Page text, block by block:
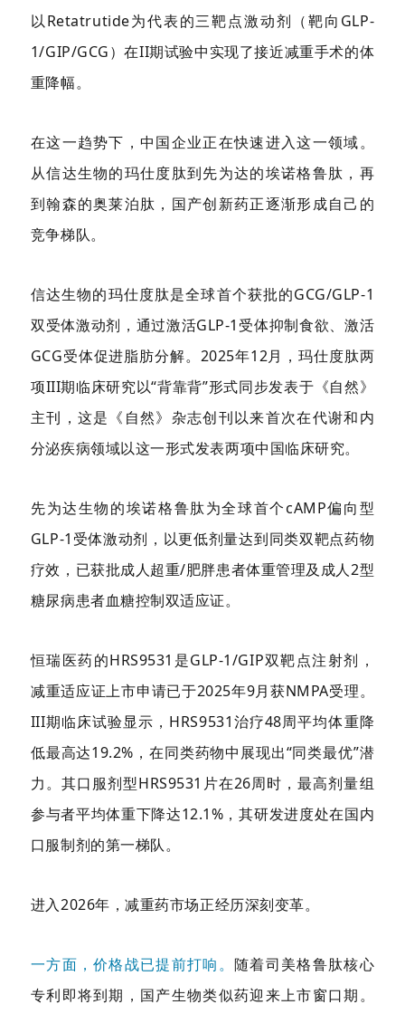
以Retatrutide为代表的三靶点激动剂（靶向GLP-
1/GIP/GCG）在II期试验中实现了接近减重手术的体
重降幅。
在这一趋势下，中国企业正在快速进入这一领域。
从信达生物的玛仕度肽到先为达的埃诺格鲁肽，再
到翰森的奥莱泊肽，国产创新药正逐渐形成自己的
竞争梯队。
信达生物的玛仕度肽是全球首个获批的GCG/GLP-1
双受体激动剂，通过激活GLP-1受体抑制食欲、激活
GCG受体促进脂肪分解。2025年12月，玛仕度肽两
项III期临床研究以“背靠背”形式同步发表于《自然》
主刊，这是《自然》杂志创刊以来首次在代谢和内
分泌疾病领域以这一形式发表两项中国临床研究。
先为达生物的埃诺格鲁肽为全球首个cAMP偏向型
GLP-1受体激动剂，以更低剂量达到同类双靶点药物
疗效，已获批成人超重/肥胖患者体重管理及成人2型
糖尿病患者血糖控制双适应证。
恒瑞医药的HRS9531是GLP-1/GIP双靶点注射剂，
减重适应证上市申请已于2025年9月获NMPA受理。
III期临床试验显示，HRS9531治疗48周平均体重降
低最高达19.2%，在同类药物中展现出“同类最优”潜
力。其口服剂型HRS9531片在26周时，最高剂量组
参与者平均体重下降达12.1%，其研发进度处在国内
口服制剂的第一梯队。
进入2026年，减重药市场正经历深刻变革。
一方面，价格战已提前打响。随着司美格鲁肽核心
专利即将到期，国产生物类似药迎来上市窗口期。